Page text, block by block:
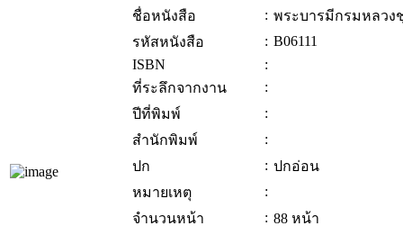
ชื่อหนังสือ : พระบารมีกรมหลวง
รหัสหนังสือ
: B06111
ISBN
:
ที่ระลึกจากงาน
:
ปีที่พิมพ์
:
สำนักพิมพ์
:
ปก
: ปกอ่อน
หมายเหตุ
:
จำนวนหน้า
: 88 หน้า